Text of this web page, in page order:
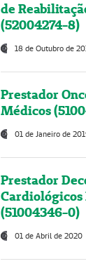
de
(52004274-8)
18 de Outubro de
Prestador
Médicos
01 de Janeiro de
Prestador
Cardiológicos
(51004346-0)
01 de Abril de 2020